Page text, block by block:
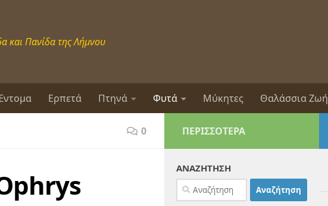
και Πανίδα της Λήμνου
Ερπετά Πτηνά Φυτά Μύκητες Θαλάσσια Ζωή
0 ΠΕΡΙΣΣΌΤΕΡΑ
ΑΝΑΖΗΤΗΣΗ
Αναζήτηση
για: